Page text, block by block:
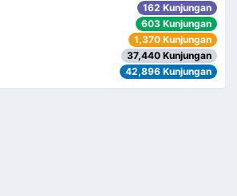
162 Kunjungan
603 Kunjungan
1,370 Kunjungan
37,440 Kunjungan
42,896 Kunjungan